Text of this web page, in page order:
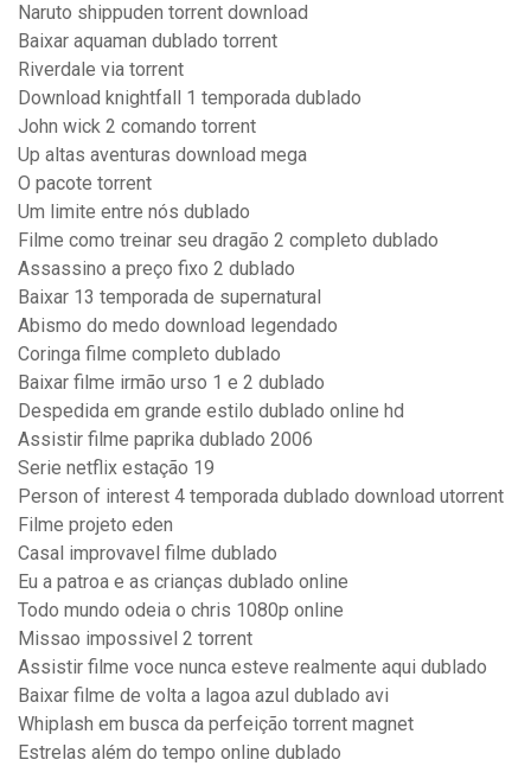
Naruto shippuden torrent download
Baixar aquaman dublado torrent
Riverdale via torrent
Download knightfall 1 temporada dublado
John wick 2 comando torrent
Up altas aventuras download mega
O pacote torrent
Um limite entre nós dublado
Filme como treinar seu dragão 2 completo dublado
Assassino a preço fixo 2 dublado
Baixar 13 temporada de supernatural
Abismo do medo download legendado
Coringa filme completo dublado
Baixar filme irmão urso 1 e 2 dublado
Despedida em grande estilo dublado online hd
Assistir filme paprika dublado 2006
Serie netflix estação 19
Person of interest 4 temporada dublado download utorrent
Filme projeto eden
Casal improvavel filme dublado
Eu a patroa e as crianças dublado online
Todo mundo odeia o chris 1080p online
Missao impossivel 2 torrent
Assistir filme voce nunca esteve realmente aqui dublado
Baixar filme de volta a lagoa azul dublado avi
Whiplash em busca da perfeição torrent magnet
Estrelas além do tempo online dublado